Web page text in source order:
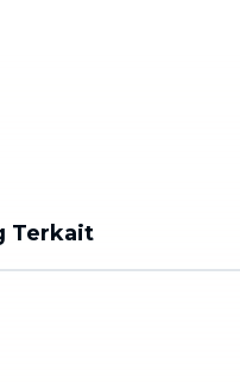
Terkait